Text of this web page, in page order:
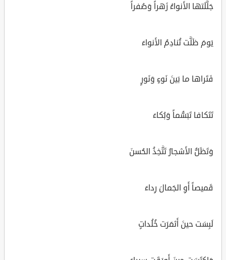
جَلَّلَتها الأَنواءُ زَهراً وَصُفراً
يَومَ ظَلَّت تُنادِمُ الأَنواءَ
فَتَراها ما بَينَ نَوءٍ وَنَورٍ
تَتَكافا تَبَسُّماً وَبُكاءَ
وَتَظَلُّ الأَشجارُ تَتَّخِذُ الحُسنَ
قَميصاً أَوِ الجَمالَ رِداءَ
لَبِسَت حينَ أَثمَرَت خُلُداتٍ